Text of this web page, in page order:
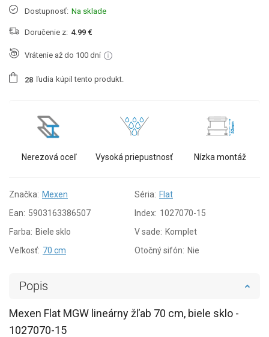
Dostupnosť: Na sklade
Doručenie z: 4.99 €
Vrátenie až do 100 dní
28 ľudia kúpil tento produkt.
Nerezová oceľ Vysoká priepustnosť Nízka montáž
Značka: Mexen Séria: Flat
Ean: 5903163386507 Index: 1027070-15
Farba: Biele sklo V sade: Komplet
Veľkosť: 70 cm Otočný sifón: Nie
Popis
Mexen Flat MGW lineárny žľab 70 cm, biele sklo -
1027070-15